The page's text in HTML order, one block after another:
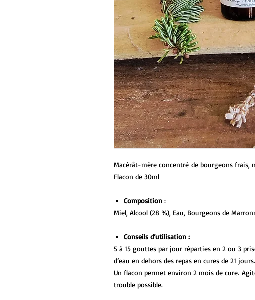
Macérât-mère concentré de bourgeons frais,
Flacon de 30ml
Composition :
Miel, Alcool (28 %), Eau, Bourgeons de
Conseils d’utilisation :
5 à 15 gouttes par jour réparties en 2 ou 3
d’eau en dehors des repas en cures de 21 jours.
Un flacon permet environ 2 mois de cure.
trouble possible.